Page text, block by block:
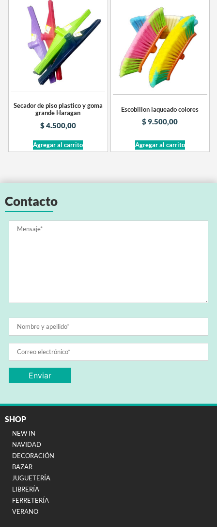
Secador de piso plastico y goma
grande Haragan
$4.500,00
Agregar al carrito
Escobillon laqueado colores
$9.500,00
Agregar al carrito
Contacto
SHOP
NEW IN
NAVIDAD
DECORACIÓN
BAZAR
JUGUETERÍA
LIBRERÍA
FERRETERÍA
VERANO